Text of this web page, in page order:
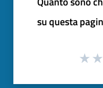
su questa